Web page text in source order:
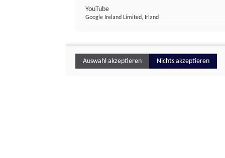
YouTube
Google Ireland Limited, Irland
Auswahl akzeptieren Nichts akzeptieren